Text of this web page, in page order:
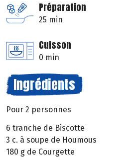
Préparation
25 min
Cuisson
0 min
Ingrédients
Pour 2 personnes
6 tranche de Biscotte
3 c. à soupe de Houmous
180 g de Courgette